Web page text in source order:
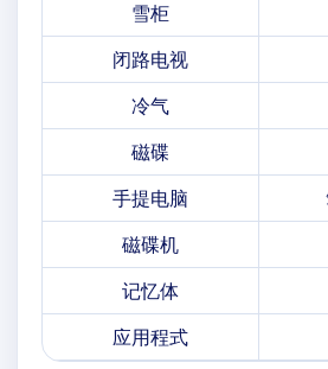
雪柜
闭路电视
冷气
磁碟
手提电脑
磁碟机
记忆体
应用程式